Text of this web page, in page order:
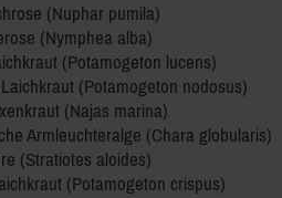
(Nuphar pumila)
(Nymphea alba)
(Potamogeton lucens)
(Potamogeton nodosus)
(Najas marina)
Armleuchteralge (Chara globularis)
(Stratiotes aloides)
(Potamogeton crispus)